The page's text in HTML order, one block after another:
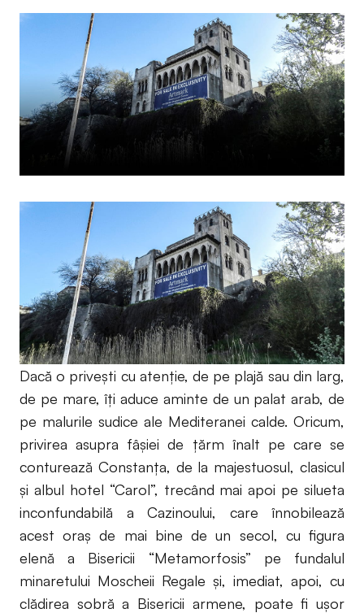
Dacă o priveşti cu atenţie, de pe plajă sau din larg,
de pe mare, îţi aduce aminte de un palat arab, de
pe malurile sudice ale Mediteranei calde. Oricum,
privirea asupra fâşiei de ţărm înalt pe care se
conturează Constanţa, de la majestuosul, clasicul
şi albul hotel “Carol”, trecând mai apoi pe silueta
inconfundabilă a Cazinoului, care înnobilează
acest oraş de mai bine de un secol, cu figura
elenă a Bisericii “Metamorfosis” pe fundalul
minaretului Moscheii Regale şi, imediat, apoi, cu
clădirea sobră a Bisericii armene, poate fi uşor